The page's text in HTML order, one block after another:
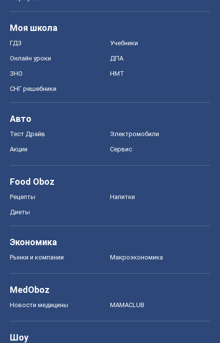
Моя школа
ГДЗ Учебники
Онлайн уроки ДПА
ЗНО НМТ
СНГ решебники
Авто
Тест Драйв Электромобили
Акции Сервис
Food Oboz
Рецепты Напитки
Диеты
Экономика
Рынки и компании Mакроэкономика
MedOboz
Новости медицины MAMACLUB
Шоу